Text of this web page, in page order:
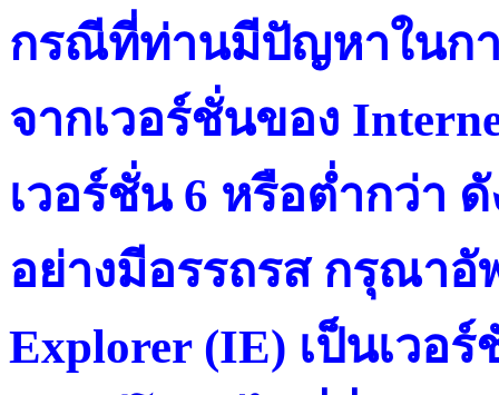
กรณีที่ท่านมีปัญหาในกา
จากเวอร์ชั่นของ
เวอร์ชั่น 6 หรือต่ำกว่า
อย่างมีอรรถรส กรุณาอั
Explorer (IE) เป็นเวอ